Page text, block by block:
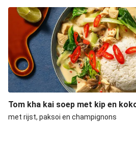
Tom kha kai soep met kip en
met rijst, paksoi en champignons